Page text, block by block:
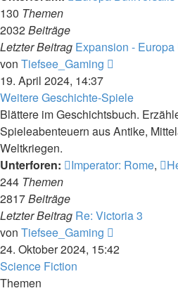
130 Themen
2032Beiträge
Letzter Beitrag Expansion -
von Tiefsee_Gaming
19. April 2024, 14:37
Weitere Geschichte-Spiele
Blättere im Geschichtsbuch.
Spieleabenteuern aus Antike,
Weltkriegen.
Unterforen:
Imperator: Rome,
244 Themen
2817Beiträge
Letzter Beitrag Re: Victoria 3
von Tiefsee_Gaming
Beitrag
24. Oktober 2024, 15:42
Science Fiction
Themen